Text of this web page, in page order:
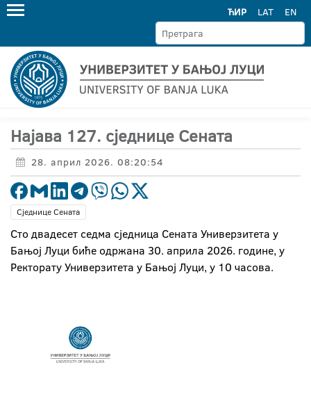
ЋИР LAT EN
Најава 127. сједнице Сената
28. април 2026. 08:20:54
Сједнице Сената
Сто двадесет седма сједница Сената Универзитета у
Бањој Луци биће одржана 30. априла 2026. године, у
Ректорату Универзитета у Бањој Луци, у 10 часова.